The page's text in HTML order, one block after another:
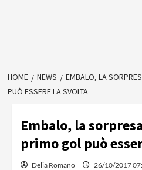
HOME NEWS
EMBALO, LA
PUÒ ESSERE LA SVOLTA
Embalo, la
primo gol può
Delia Romano 26/10/2017